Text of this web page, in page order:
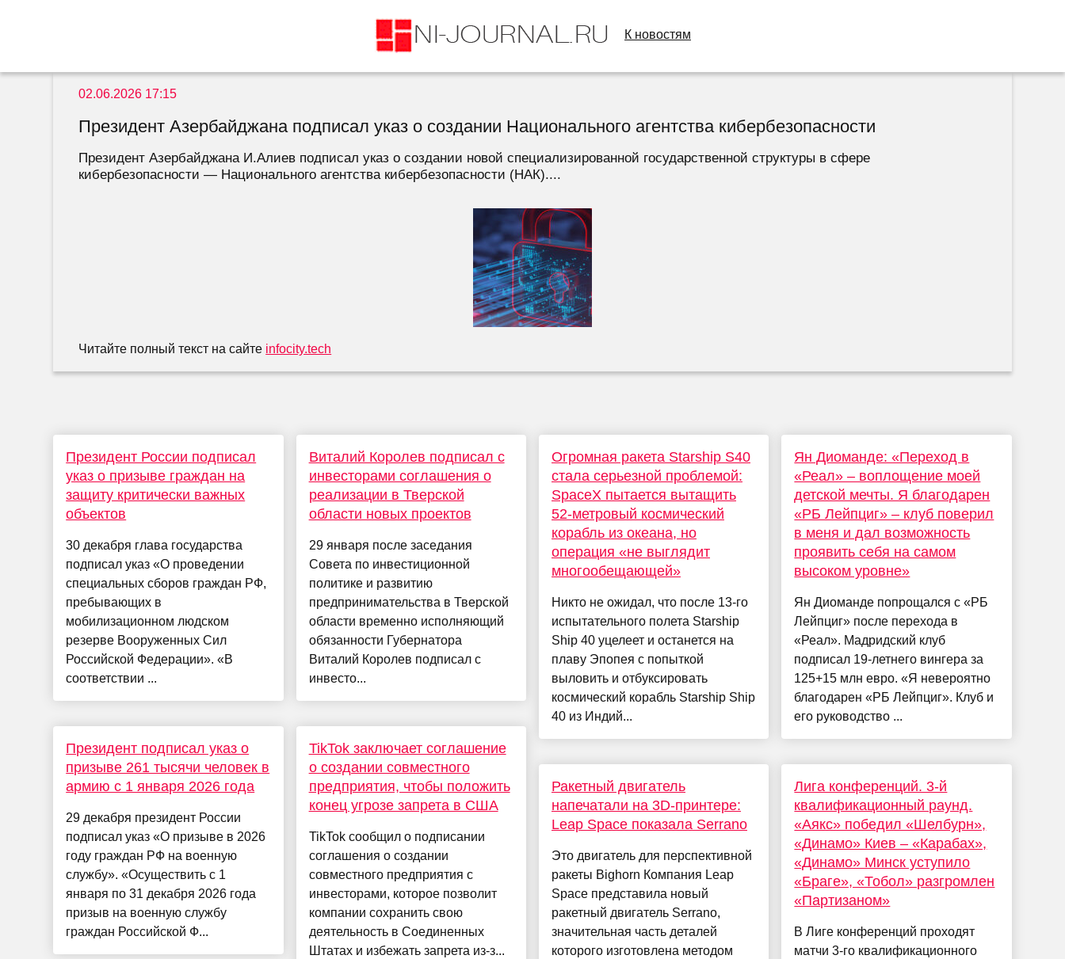
К новостям
02.06.2026 17:15
Президент Азербайджана подписал указ о создании Национального агентства кибербезопасности
Президент Азербайджана И.Алиев подписал указ о создании новой специализированной государственной структуры в сфере
кибербезопасности — Национального агентства кибербезопасности (НАК)....
Читайте полный текст на сайте infocity.tech
Президент России подписал
указ о призыве граждан на
защиту критически важных
объектов
30 декабря глава государства
подписал указ «О проведении
специальных сборов граждан РФ,
пребывающих в
мобилизационном людском
резерве Вооруженных Сил
Российской Федерации». «В
соответствии ...
Президент подписал указ о
призыве 261 тысячи человек в
армию с 1 января 2026 года
29 декабря президент России
подписал указ «О призыве в 2026
году граждан РФ на военную
службу». «Осуществить с 1
января по 31 декабря 2026 года
призыв на военную службу
граждан Российской Ф...
Виталий Королев подписал с
инвесторами соглашения о
реализации в Тверской
области новых проектов
29 января после заседания
Совета по инвестиционной
политике и развитию
предпринимательства в Тверской
области временно исполняющий
обязанности Губернатора
Виталий Королев подписал с
инвесто...
TikTok заключает соглашение
о создании совместного
предприятия, чтобы положить
конец угрозе запрета в США
TikTok сообщил о подписании
соглашения о создании
совместного предприятия с
инвесторами, которое позволит
компании сохранить свою
деятельность в Соединенных
Штатах и ​​избежать запрета из-з...
Огромная ракета Starship S40
стала серьезной проблемой:
SpaceX пытается вытащить
52-метровый космический
корабль из океана, но
операция «не выглядит
многообещающей»
Никто не ожидал, что после 13-го
испытательного полета Starship
Ship 40 уцелеет и останется на
плаву Эпопея с попыткой
выловить и отбуксировать
космический корабль Starship Ship
40 из Индий...
Ракетный двигатель
напечатали на 3D-принтере:
Leap Space показала Serrano
Это двигатель для перспективной
ракеты Bighorn Компания Leap
Space представила новый
ракетный двигатель Serrano,
значительная часть деталей
которого изготовлена методом
Ян Диоманде: «Переход в
«Реал» – воплощение моей
детской мечты. Я благодарен
«РБ Лейпциг» – клуб поверил
в меня и дал возможность
проявить себя на самом
высоком уровне»
Ян Диоманде попрощался с «РБ
Лейпциг» после перехода в
«Реал». Мадридский клуб
подписал 19-летнего вингера за
125+15 млн евро. «Я невероятно
благодарен «РБ Лейпциг». Клуб и
его руководство ...
Лига конференций. 3-й
квалификационный раунд.
«Аякс» победил «Шелбурн»,
«Динамо» Киев – «Карабах»,
«Динамо» Минск уступило
«Браге», «Тобол» разгромлен
«Партизаном»
В Лиге конференций проходят
матчи 3-го квалификационного